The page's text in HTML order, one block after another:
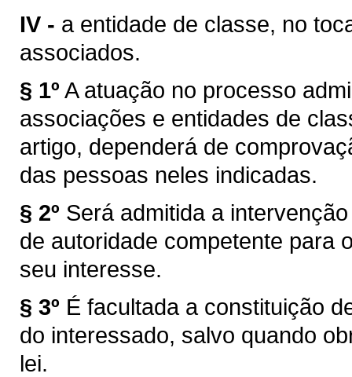
IV - a entidade de classe, no
associados.
§ 1º A atuação no processo
associações e entidades de
artigo, dependerá de
das pessoas neles indicadas.
§ 2º Será admitida a
de autoridade competente para
seu interesse.
§ 3º É facultada a constituição
do interessado, salvo quando
lei.